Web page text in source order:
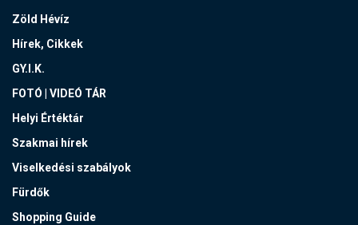
Zöld Hévíz
Hírek, Cikkek
GY.I.K.
FOTÓ | VIDEÓ TÁR
Helyi Értéktár
Szakmai hírek
Viselkedési szabályok
Fürdők
Shopping Guide